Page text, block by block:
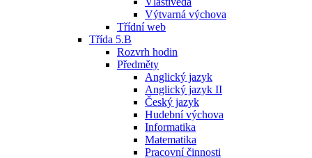
Výtvarná výchova
Třídní web
Třída 5.B
Rozvrh hodin
Předměty
Anglický jazyk
Anglický jazyk II
Český jazyk
Hudební výchova
Informatika
Matematika
Pracovní činnosti